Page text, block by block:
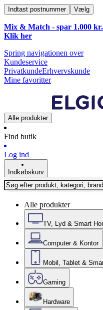
Indtast postnummer Vælg
Mix & Match - spar 1.000
Klik her
Spring navigationen over
Kundeservice
PrivatkundeErhvervskunde
Mine favoritter
Alle produkter
Find butik
Log ind
Indkøbskurv
Alle produkter
TV, Lyd & Smart
Computer & Kontor
Mobil, Tablet &
Gaming
Hardware